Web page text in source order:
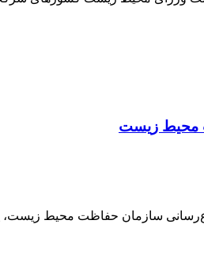
محیط زیست
سازمان حفاظت محیط